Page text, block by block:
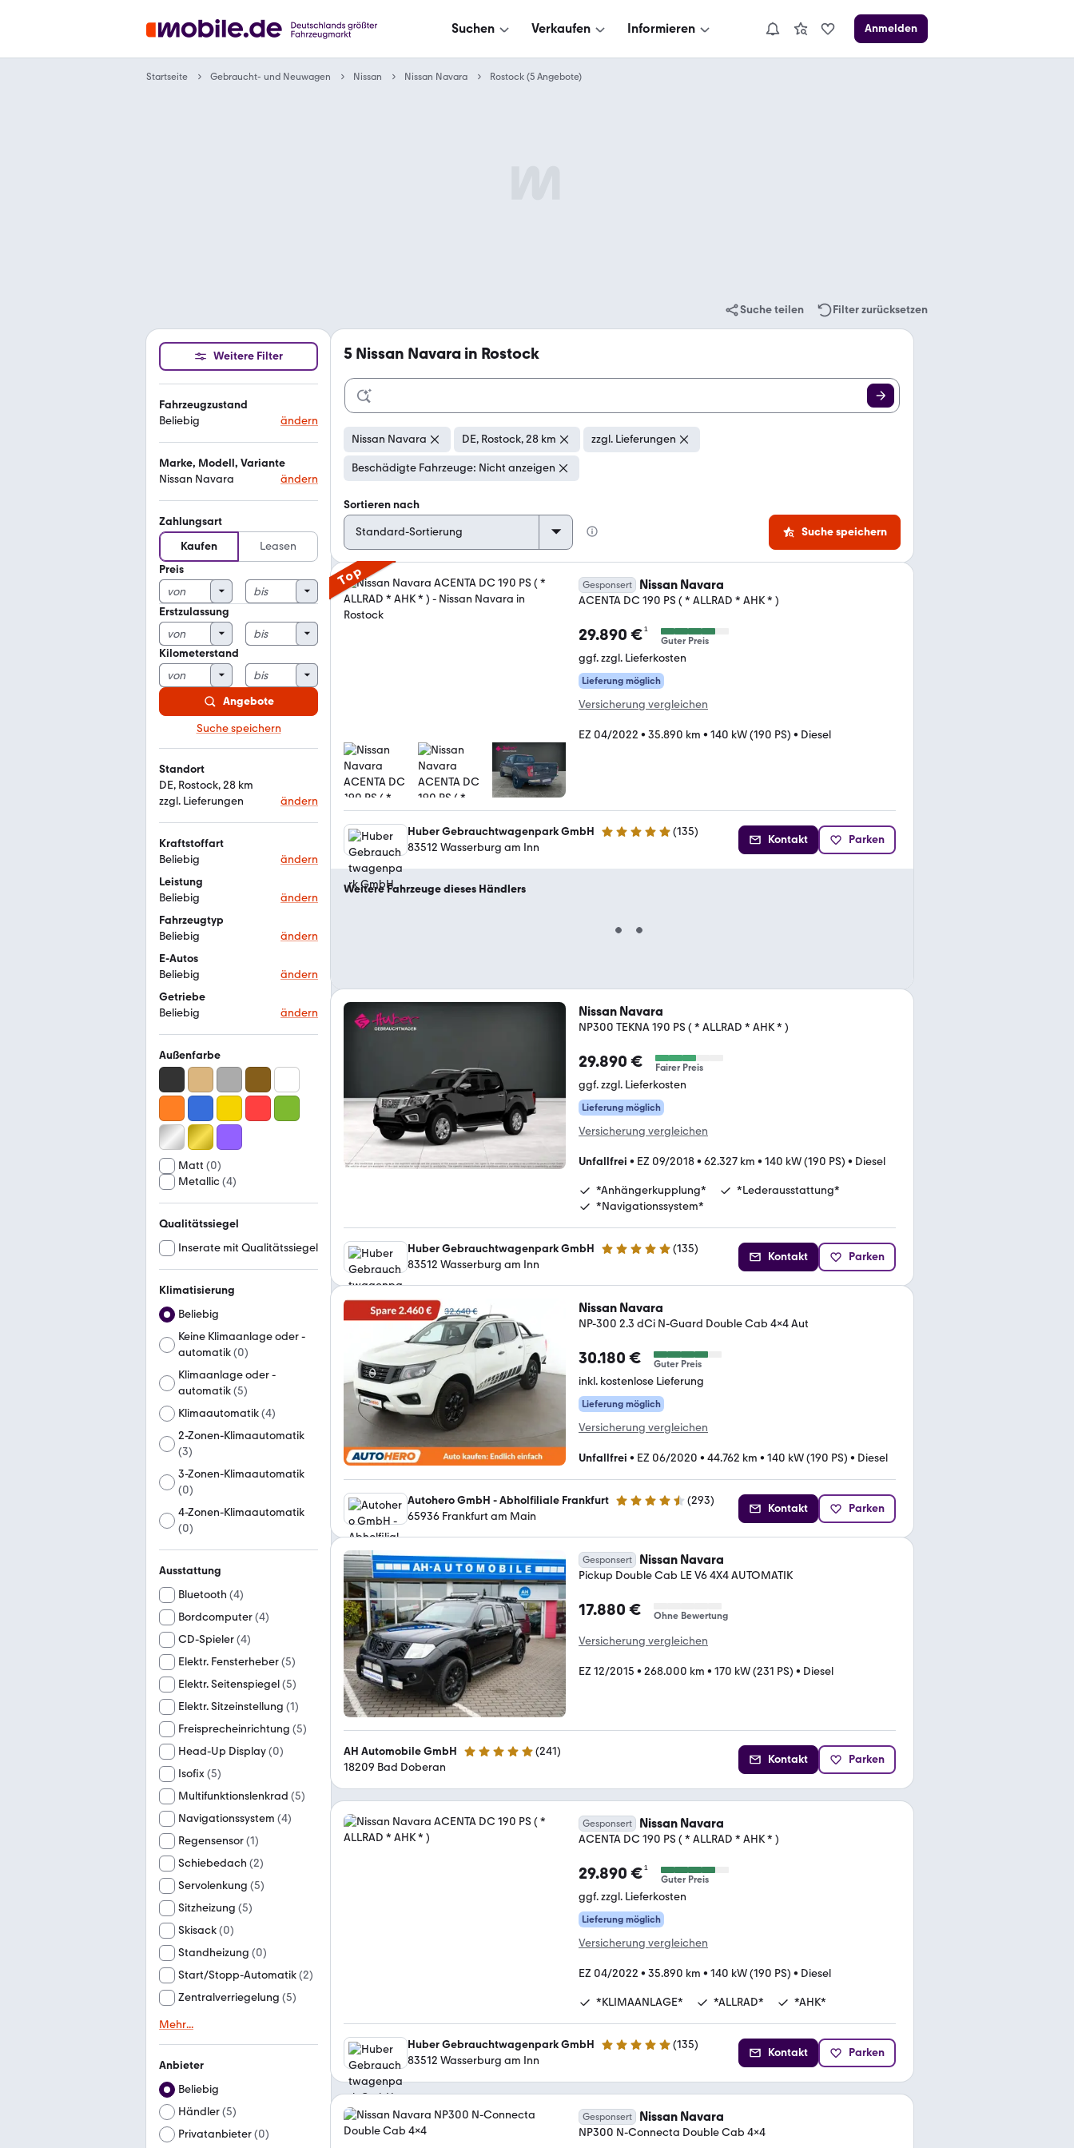
Suchen Verkaufen Informieren Anmelden
Startseite Gebraucht- und Neuwagen Nissan Nissan Navara Rostock (5 Angebote)
Suche teilen Filter zurücksetzen
Weitere Filter
Fahrzeugzustand
Beliebig
ändern
Marke, Modell, Variante
Nissan Navara
ändern
Zahlungsart
Kaufen
Leasen
Preis
Erstzulassung
Kilometerstand
Angebote
Suche speichern
Standort
DE, Rostock, 28 km
zzgl. Lieferungen
ändern
Kraftstoffart
Beliebig
ändern
Leistung
Beliebig
ändern
Fahrzeugtyp
Beliebig
ändern
E-Autos
Beliebig
ändern
Getriebe
Beliebig
ändern
Außenfarbe
Matt (0)
Metallic(4)
Qualitätssiegel
Inserate mit Qualitätssiegel
Klimatisierung
Beliebig
Keine Klimaanlage oder -
automatik(0)
Klimaanlage oder -
automatik(5)
Klimaautomatik(4)
2-Zonen-Klimaautomatik
(3)
3-Zonen-Klimaautomatik
(0)
4-Zonen-Klimaautomatik
(0)
Ausstattung
Bluetooth (4)
Bordcomputer(4)
CD-Spieler(4)
Elektr. Fensterheber(5)
Elektr. Seitenspiegel(5)
Elektr. Sitzeinstellung (1)
Freisprecheinrichtung (5)
Head-Up Display(0)
Isofix(5)
Multifunktionslenkrad (5)
Navigationssystem (4)
Regensensor(1)
Schiebedach (2)
Servolenkung (5)
Sitzheizung (5)
Skisack(0)
Standheizung (0)
Start/Stopp-Automatik(2)
Zentralverriegelung (5)
Mehr...
Anbieter
Beliebig
Händler(5)
Privatanbieter(0)
5 Nissan Navara in Rostock
Nissan Navara DE, Rostock, 28 km zzgl. Lieferungen
Beschädigte Fahrzeuge: Nicht anzeigen
Sortieren nach
Suche speichern
Top Gesponsert Nissan Navara
ACENTA DC 190 PS ( * ALLRAD * AHK * )
29.890 €¹
Guter Preis
ggf. zzgl. Lieferkosten
Lieferung möglich
Versicherung vergleichen
EZ 04/2022 • 35.890 km • 140 kW (190 PS) • Diesel
Huber Gebrauchtwagenpark GmbH 5 Sterne (135)
83512 Wasserburg am Inn
Kontakt Parken
Weitere Fahrzeuge dieses Händlers
Nissan Navara
NP300 TEKNA 190 PS ( * ALLRAD * AHK * )
29.890 € Fairer Preis
ggf. zzgl. Lieferkosten
Lieferung möglich
Versicherung vergleichen
Unfallfrei • EZ 09/2018• 62.327 km • 140 kW (190 PS) • Diesel
*Anhängerkupplung*
*Lederausstattung*
*Navigationssystem*
Huber Gebrauchtwagenpark GmbH 5 Sterne (135)
83512 Wasserburg am Inn
Kontakt Parken
Nissan Navara
NP-300 2.3 dCi N-Guard Double Cab 4x4 Aut
30.180 € Guter Preis
inkl. kostenlose Lieferung
Lieferung möglich
Versicherung vergleichen
Unfallfrei • EZ 06/2020 • 44.762 km • 140 kW (190 PS) • Diesel
Autohero GmbH - Abholfiliale Frankfurt 4.6 Sterne (293)
65936 Frankfurt am Main
Kontakt Parken
Gesponsert Nissan Navara
Pickup Double Cab LE V6 4X4 AUTOMATIK
17.880 € Ohne Bewertung
Versicherung vergleichen
EZ 12/2015 • 268.000 km • 170 kW (231 PS) • Diesel
AH Automobile GmbH 4.8 Sterne (241)
18209 Bad Doberan
Kontakt Parken
Gesponsert Nissan Navara
ACENTA DC 190 PS ( * ALLRAD * AHK * )
29.890 €¹
Guter Preis
ggf. zzgl. Lieferkosten
Lieferung möglich
Versicherung vergleichen
EZ 04/2022 • 35.890 km • 140 kW (190 PS) • Diesel
*KLIMAANLAGE* *ALLRAD* *AHK*
Huber Gebrauchtwagenpark GmbH 5 Sterne (135)
83512 Wasserburg am Inn
Kontakt Parken
Gesponsert Nissan Navara
NP300 N-Connecta Double Cab 4x4